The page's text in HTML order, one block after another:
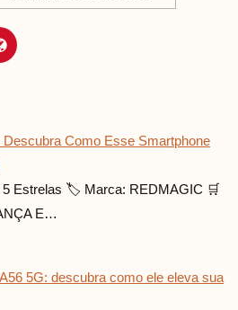
Como Esse Smartphone
5 Estrelas 🏷️ Marca: REDMAGIC 🛒
E…
5G: descubra como ele eleva sua